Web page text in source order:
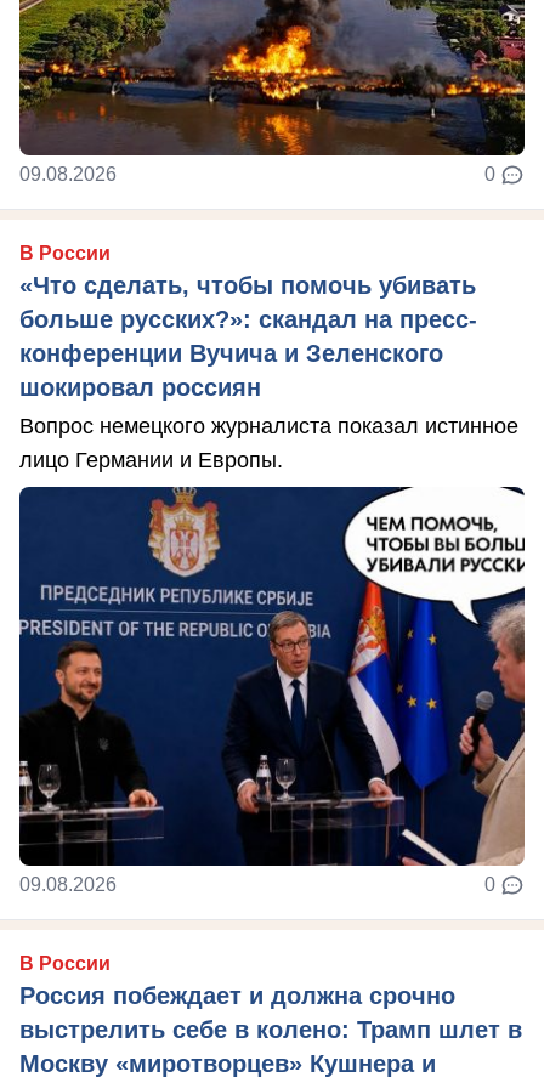
09.08.2026 0
В России
«Что сделать, чтобы помочь убивать
больше русских?»: скандал на пресс-
конференции Вучича и Зеленского
шокировал россиян
Вопрос немецкого журналиста показал истинное
лицо Германии и Европы.
09.08.2026 0
В России
Россия побеждает и должна срочно
выстрелить себе в колено: Трамп шлет в
Москву «миротворцев» Кушнера и